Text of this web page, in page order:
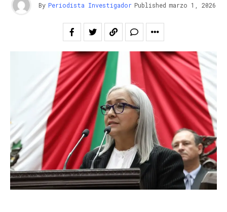
By Periodista Investigador Published marzo 1, 2026